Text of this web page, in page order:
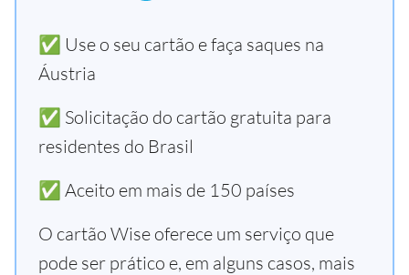
✅ Use o seu cartão e faça saques na
Áustria
✅ Solicitação do cartão gratuita para
residentes do Brasil
✅ Aceito em mais de 150 países
O cartão Wise oferece um serviço que
pode ser prático e, em alguns casos, mais